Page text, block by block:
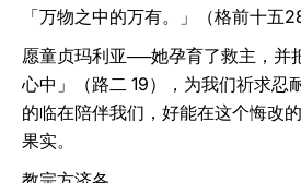
「万物之中的万有。」（格前十五28
愿童贞玛利亚──她孕育了救主，并
心中」（路二 19），为我们祈求忍
的临在陪伴我们，好能在这个悔改
果实。